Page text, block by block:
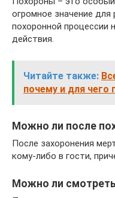
огромное значение
похоронной процессии
действия.
Читайте также:
почему и для чего
Можно ли после
После захоронения
кому-либо в гости,
Можно ли